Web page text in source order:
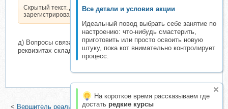
Все детали и условия акции
Идеальный повод выбрать себе занятие по
настроению: что-нибудь смастерить,
приготовить или просто освоить новую
штуку, пока кот внимательно контролирует
процесс.
На короткое время рассказываем где
достать редкие курсы
Скрытый текст. Доступен только
зарегистрированным пользователям.
д) Вопросы связанные с оплатой ведутся только в
реквизитах складчины.
< Вершитель реальности (Вадим Зеланд)|I Онлайн Конференция